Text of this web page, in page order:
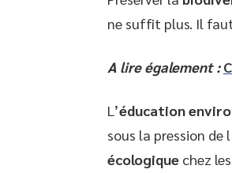
ne suffit plus. Il
A lire également :
L’éducation
sous la pression
écologique chez